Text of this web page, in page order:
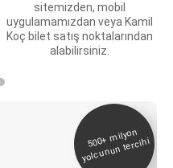
sitemizden, mobil
uygulamamızdan veya Kamil
Koç bilet satış noktalarından
alabilirsiniz.
500+
milyon
yolcunun tercihi